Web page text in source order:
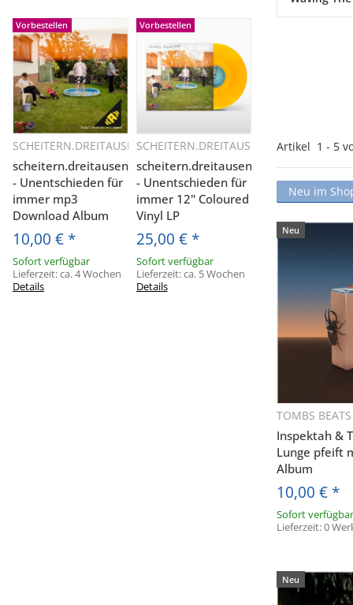
Artikel 1 - 5
Neu im
Neu
TOMBS BEATS
Inspektah &
Lunge pfeift
Album
10,00 € *
Sofort verfügbar
Lieferzeit:0
Neu
Vorbestellen
Schnellkauf
SCHEITERN.DREITAUSEND
scheitern.dreitausend
- Unentschieden für
immer mp3
Download Album
10,00 € *
Sofort verfügbar
Lieferzeit:ca. 4 Wochen
Details
Vorbestellen
Schnellkauf
SCHEITERN.DREITAUSEND
scheitern.dreitausend
- Unentschieden für
immer 12" Coloured
Vinyl LP
25,00 € *
Sofort verfügbar
Lieferzeit:ca. 5 Wochen
Details